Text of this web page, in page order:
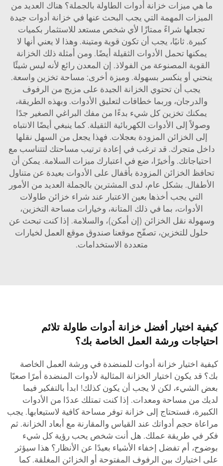
ما هي ميزات خزانة أدوات الطاولة بالجملة؟ هناك العديد من
الميزات المهمة التي يجب البحث عنها في خزانة أدوات جيدة
تجعلها شراءً ممتازًا لأي شخص مستعد للاستثمار بكميات
كبيرة. ثانيًا، يجب أن تكون قوية ومتينة. وهذا لا يعني أنها لا
يمكنها تحمل الأدوات الثقيلة أيضًا. ومن أمثلة ذلك الخزانة
القوية المصنوعة من الفولاذ. إن المعدن رائع لأنه ليس شيئًا
ينحني أو ينكسر بسهولة. وميزة أخرى: مساحة تخزين واسعة.
يجب أن تحتوي الخزانة الجيدة على مزيج من الرفوف
والدرجان، وربما خطافات لتعليق الأدوات. وبهذه الطريقة،
يمكنك تخزين كل شيء بدءًا من مفك البراغي الصغير جدًا
وصولاً إلى الأدوات الكهربائية الثقيلة. كما ينبغي أيضًا الانتباه
إلى الخزائن المزودة بعجلات. فهذا يجعل من السهل نقلها
داخل متجرك. قد ترغب في إعادة ترتيب مساحتك لتتناسب مع
احتياجاتك. وأخيرًا، ضع في اعتبارك ميزات السلامة. يمكن أن
تحافظ الخزائن المزودة بأقفال على الأدوات بعيدة عن متناول
الأطفال. بشكل عام، لدى المشترين بالجملة العديد من الأمور
التي يجب أخذها بعين الاعتبار عند شراء خزائن طاولات
الأدوات، بما في ذلك المتانة، وخيارات مساحة التخزين،
وسهولة نقل الخزائن (إن أمكن)، والسلامة. إذا كنت تبحث عن
حلول للتخزين، تصفّح موقعنا صندوق موقع العمل لخيارات
متعددة الاستخدامات.
كيفية اختيار أفضل خزانة أدوات طاولة تلائم
احتياجات ورشة العمل الخاصة بك؟
كيفية اختيار خزانة أدوات للمنضدة في ورشة العمل الخاصة
بك؟ قد يكون اختيار الخزانة المثالية لأدوات المنضدة أمرًا صعبًا
بعض الشيء، لكن لا يجب أن يكون كذلك! ابدأ بالتفكير فيما
لديك من مساحة ومعدات. إذا كنت تمتلك عددًا من الأدوات
الكبيرة، فستحتاج إلى خزانة توفر مساحة كافية لاستيعابها. يجب
مراعاة حجم أدواتك عند القياس والمقارنة مع أبعاد الخزانة. ثم
فكر في طريقة عملك. هل أنت شخص يحب رؤية كل شيء
بوضوح، أم تفضل إخفاء الأشياء بعيدًا عن الأنظار؟ هذا سيؤثر
على اختيارك بين الرفوف المفتوحة أو الخزائن المغلقة. كما